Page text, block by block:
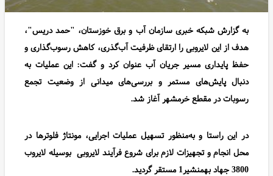
به گزارش شبکه خبری سازمان آب و برق خوزستان، "حمد دریس"،
هدف از این لایروبی را ارتقای ظرفیت آب‌گذری، کاهش رسوب‌گذاری و
حفظ پایداری مسیر جریان آب عنوان کرد و گفت: این عملیات به
دنبال پایش‌های مستمر و بررسی‌های میدانی از وضعیت تجمع
رسوبات در مقطع خرمشهر آغاز شد.
در این راستا و به‌منظور تسهیل عملیات اجرایی، مونتاژ فلوترها در
محل انجام و تجهیزات لازم برای شروع فرآیند لایروبی بوسیله لایروب
3800 جهاد بهمنشیر1 مستقر گردید.